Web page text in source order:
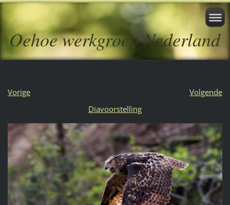
Oehoe werkgroep Nederland
Vorige
Volgende
Diavoorstelling